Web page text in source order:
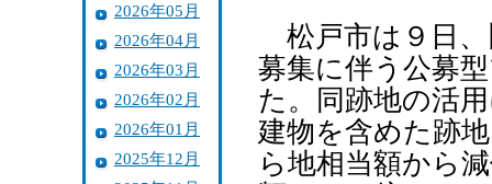
2026年05月
2026年04月
2026年03月
2026年02月
2026年01月
2025年12月
松戸市は９日、
募集に伴う公募
た。同跡地の活
建物を含めた跡
ら地相当額から